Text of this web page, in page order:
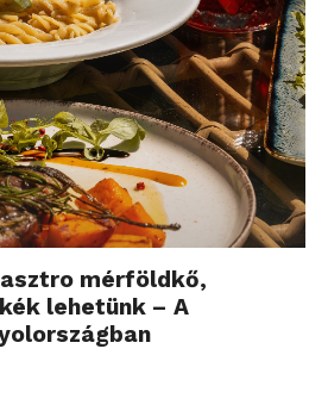
mérföldkő,
lehetünk – A